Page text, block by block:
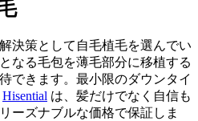
決策として自毛植毛を選んでい
なる毛包を薄毛部分に移植する
できます。最小限のダウンタイ
Hisential は、髪だけでなく自信も
ーズナブルな価格で保証しま